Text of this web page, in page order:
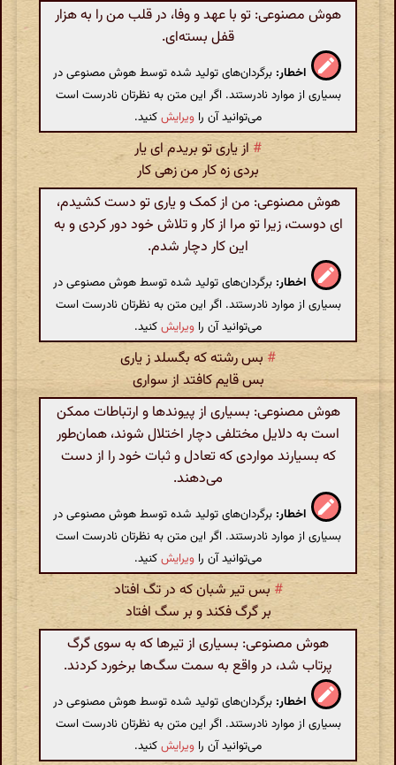
هوش مصنوعی: تو با عهد و وفا، در قلب من را به هزار
قفل بسته‌ای.
اخطار: برگردان‌های تولید شده توسط هوش مصنوعی در
بسیاری از موارد نادرستند. اگر این متن به نظرتان نادرست است
می‌توانید آن را ویرایشکنید.
# از یاری تو بریدم ای یار
بردی زه کار من زهی کار
هوش مصنوعی: من از کمک و یاری تو دست کشیدم،
ای دوست، زیرا تو مرا از کار و تلاش خود دور کردی و به
این کار دچار شدم.
اخطار: برگردان‌های تولید شده توسط هوش مصنوعی در
بسیاری از موارد نادرستند. اگر این متن به نظرتان نادرست است
می‌توانید آن را ویرایشکنید.
# بس رشته که بگسلد ز یاری
بس قایم کافتد از سواری
هوش مصنوعی: بسیاری از پیوندها و ارتباطات ممکن
است به دلایل مختلفی دچار اختلال شوند، همان‌طور
که بسیارند مواردی که تعادل و ثبات خود را از دست
می‌دهند.
اخطار: برگردان‌های تولید شده توسط هوش مصنوعی در
بسیاری از موارد نادرستند. اگر این متن به نظرتان نادرست است
می‌توانید آن را ویرایشکنید.
# بس تیر شبان که در تگ افتاد
بر گرگ فکند و بر سگ افتاد
هوش مصنوعی: بسیاری از تیرها که به سوی گرگ
پرتاب شد، در واقع به سمت سگ‌ها برخورد کردند.
اخطار: برگردان‌های تولید شده توسط هوش مصنوعی در
بسیاری از موارد نادرستند. اگر این متن به نظرتان نادرست است
می‌توانید آن را ویرایشکنید.